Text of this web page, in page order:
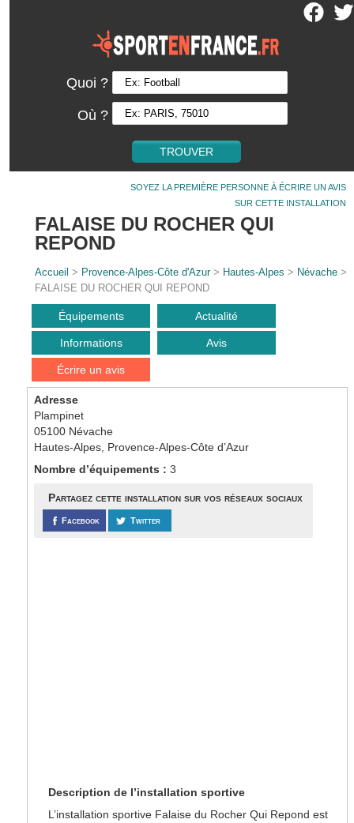
Quoi ?
Où ?
SOYEZ LA PREMIÈRE PERSONNE À ÉCRIRE UN AVIS
SUR CETTE INSTALLATION
FALAISE DU ROCHER QUI
REPOND
Accueil > Provence-Alpes-Côte d'Azur> Hautes-Alpes > Névache >
FALAISE DU ROCHER QUI REPOND
Équipements Actualité
Informations Avis
Écrire un avis
Adresse
Plampinet
05100 Névache
Hautes-Alpes, Provence-Alpes-Côte d’Azur
Nombre d’équipements :3
Partagez cette installation sur vos réseaux sociaux
Facebook Twitter
Description de l’installation sportive
L’installation sportive Falaise du Rocher Qui Repond est